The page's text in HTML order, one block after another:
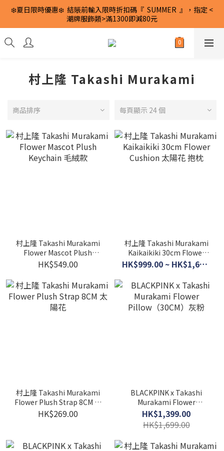
❄️夏日限時優惠❄️  結賬前輸入限時折扣碼『  SUMMER  』，指定 <
潮牌服飾類>滿1300即減80元
村上隆 Takashi Murakami
商品排序 每頁顯示 24 個
村上隆 Takashi Murakami
Flower Mascot Plush
Keychain 毛絨款
HK$549.00
村上隆 Takashi Murakami
Kaikaikiki 30cm Flower
Cushion 太陽花 抱枕HK$999.00 ~ HK$1,699.00
村上隆 Takashi Murakami
Flower Plush Strap 8CM 太
陽花
HK$269.00
BLACKPINK x Takashi
Murakami Flower
Pillow（30CM）灰粉
HK$1,399.00
HK$1,699.00